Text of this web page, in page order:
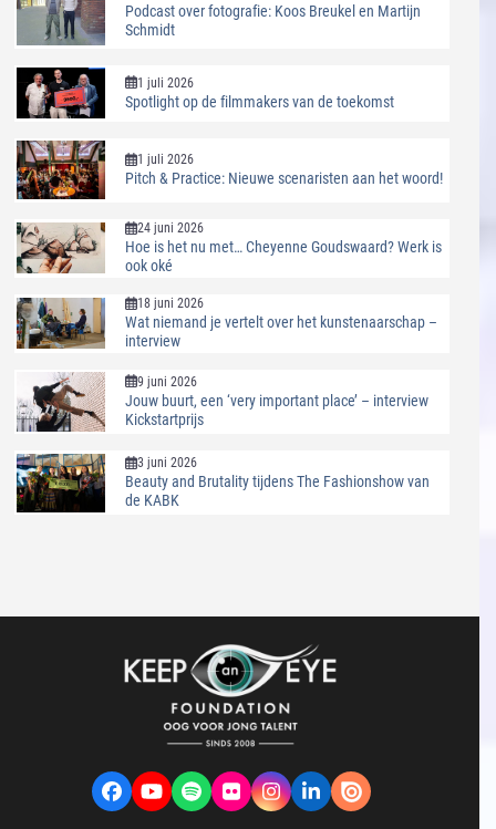
Podcast over fotografie: Koos Breukel en Martijn
Schmidt
1 juli 2026
Spotlight op de filmmakers van de toekomst
1 juli 2026
Pitch & Practice: Nieuwe scenaristen aan het woord!
24 juni 2026
Hoe is het nu met… Cheyenne Goudswaard? Werk is
ook oké
18 juni 2026
Wat niemand je vertelt over het kunstenaarschap –
interview
9 juni 2026
Jouw buurt, een ‘very important place’ – interview
Kickstartprijs
3 juni 2026
Beauty and Brutality tijdens The Fashionshow van
de KABK
Facebook
YouTubeSpotifyFlickrInstagram
LinkedIn
VK